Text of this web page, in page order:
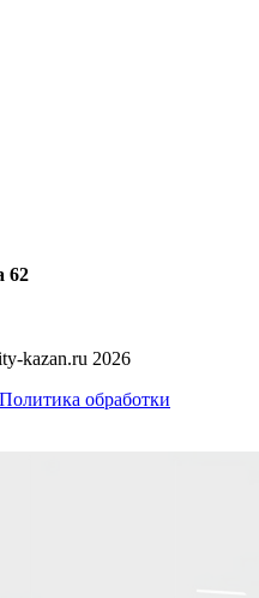
62
kazan.ru 2026
Политика обработки